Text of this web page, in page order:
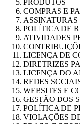
PRODUTOS
COMPRAS E
ASSINATURAS
POLÍTICA DE
ATIVIDADES
LICENÇA DE
DIRETRIZES
LICENÇA DO
REDES
WEBSITES E
GESTÃO DOS
POLÍTICA DE
VIOLAÇÕES